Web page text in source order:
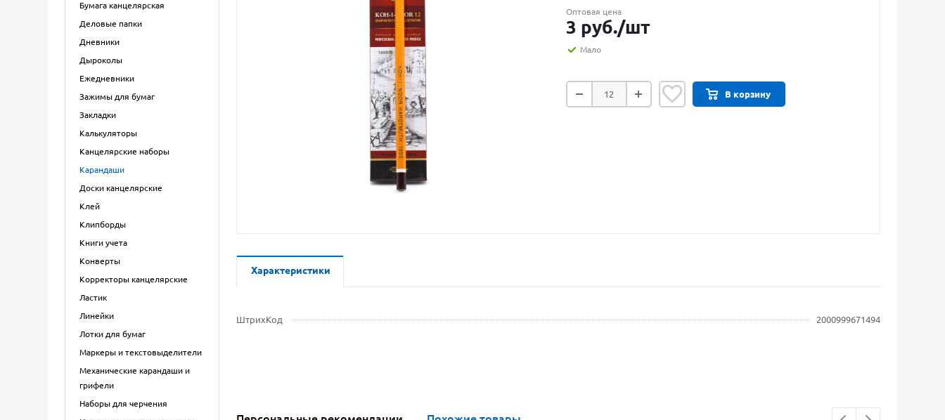
Бумага канцелярская
Деловые папки
Дневники
Дыроколы
Ежедневники
Зажимы для бумаг
Закладки
Калькуляторы
Канцелярские наборы
Карандаши
Доски канцелярские
Клей
Клипборды
Книги учета
Конверты
Корректоры канцелярские
Ластик
Линейки
Лотки для бумаг
Маркеры и текстовыделители
Механические карандаши и
грифели
Наборы для черчения
Оптовая цена
3 руб./шт
Мало
В корзину
Характеристики
ШтрихКод 2000999671494